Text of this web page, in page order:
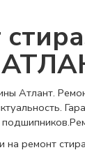
Атлант.
на ремонт